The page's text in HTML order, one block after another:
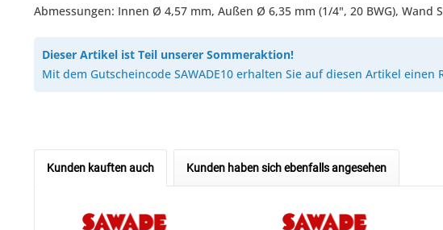
Abmessungen: Innen Ø 4,57 mm, Außen Ø 6,35 mm (1/4", 20 BWG), Wand
Dieser Artikel ist Teil unserer Sommeraktion!
Mit dem Gutscheincode SAWADE10 erhalten Sie auf diesen Artikel einen
Kunden kauften auch Kunden haben sich ebenfalls angesehen